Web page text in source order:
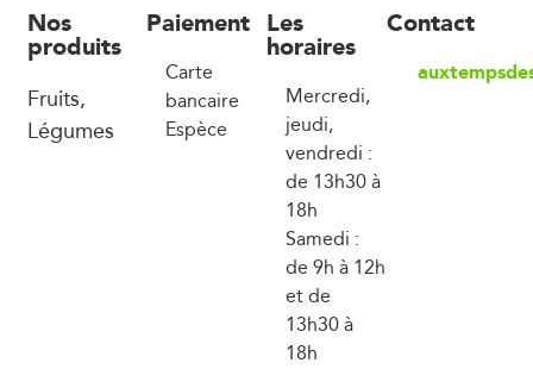
Nos
produits
Fruits,
Légumes
Paiement
Carte
bancaire
Espèce
Les
horaires
Mercredi,
jeudi,
vendredi :
de 13h30 à
18h
Samedi :
de 9h à 12h
et de
13h30 à
18h
Contact